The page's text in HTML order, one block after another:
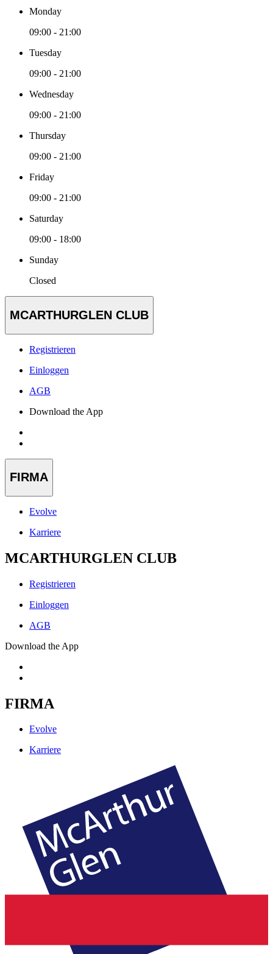
Monday
09:00 - 21:00
Tuesday
09:00 - 21:00
Wednesday
09:00 - 21:00
Thursday
09:00 - 21:00
Friday
09:00 - 21:00
Saturday
09:00 - 18:00
Sunday
Closed
MCARTHURGLEN CLUB
Registrieren
Einloggen
AGB
Download the App
FIRMA
Evolve
Karriere
MCARTHURGLEN CLUB
Registrieren
Einloggen
AGB
Download the App
FIRMA
Evolve
Karriere